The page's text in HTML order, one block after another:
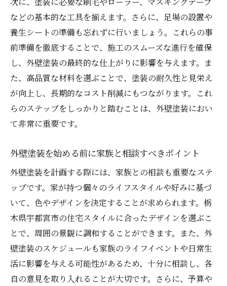
将来のメンテナンスを考慮した選び方
宇都宮市における外壁塗装の将来展望
などの基本的な工具を揃えます。さらに、足場の設置や
養生シートの準備も忘れずに行いましょう。これらの事
前準備を徹底することで、施工のスムーズな進行を確保
し、外壁塗装の最終的な仕上がりに影響を与えます。ま
た、高品質な材料を選ぶことで、塗装の耐久性と見栄え
が向上し、長期的なコスト削減にもつながります。これ
らのステップをしっかりと踏むことは、外壁塗装におい
て非常に重要です。
外壁塗装を始める前に家族と相談すべきポイント
外壁塗装を計画する際には、家族との相談も重要なステ
ップです。家が持つ個々のライフスタイルや好みに基づ
いて、色やデザインを決定することが求められます。栃
木県宇都宮市の住宅スタイルに合ったデザインを選ぶこ
とで、周囲の景観に調和することができます。また、外
壁塗装のスケジュールも家族のライフイベントや日常生
活に影響を与える可能性があるため、十分に相談し、各
自の意見を取り入れることが大切です。さらに、予算や